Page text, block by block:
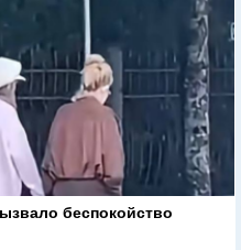
беспокойство